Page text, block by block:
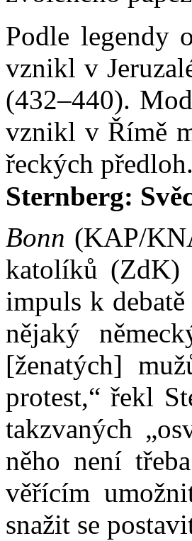
Podle legendy
vznikl v
(432–440).
vznikl v Římě
řeckých předloh.
Sternberg:
Bonn (KAP/
katolíků (ZdK)
impuls k
nějaký
[ženatých]
protest,“ řekl
takzvaných
něho není
věřícím
snažit se